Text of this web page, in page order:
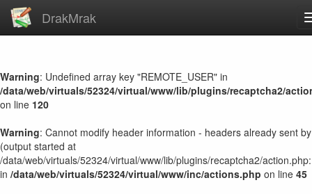
Warning: Undefined array key "REMOTE_USER" in
/data/web/virtuals/52324/virtual/www/lib/plugins/recaptcha2/
on line 120
Warning: Cannot modify header information - headers already sent by
(output started at
/data/web/virtuals/52324/virtual/www/lib/plugins/recaptcha2/
in /data/web/virtuals/52324/virtual/www/inc/actions.php on line 45
DrakMrak